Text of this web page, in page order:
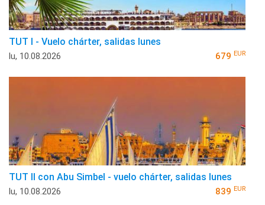
TUT I - Vuelo chárter, salidas lunes
lu, 10.08.2026 679 EUR
TUT II con Abu Simbel - vuelo chárter, salidas lunes
lu, 10.08.2026 839 EUR